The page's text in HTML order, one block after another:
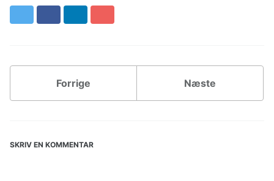
Forrige Næste
SKRIV EN KOMMENTAR